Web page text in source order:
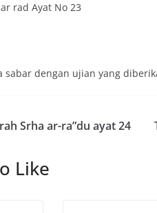
rad Ayat No 23
sabar dengan ujian yang
Srha ar-ra”du ayat 24
Like